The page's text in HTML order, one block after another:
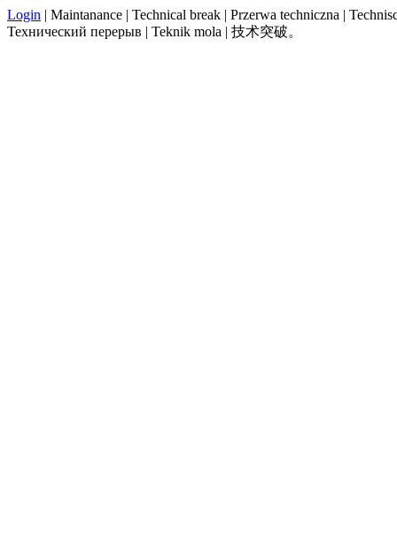
Login | Maintanance | Technical break | Przerwa techniczna |
Технический перерыв | Teknik mola | 技术突破。